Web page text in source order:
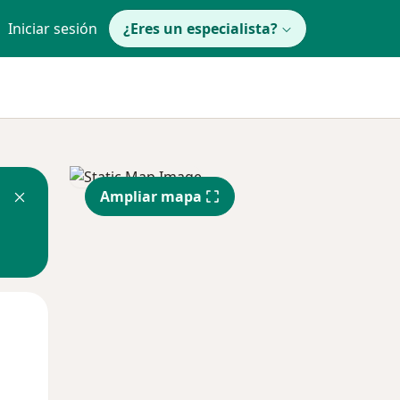
Iniciar sesión ¿Eres un especialista?
Ampliar mapa